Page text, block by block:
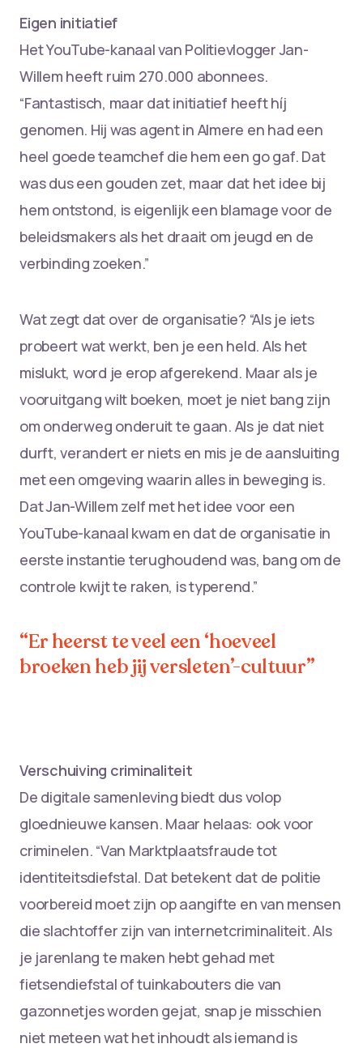
Eigen initiatief
Het YouTube-kanaal van Politievlogger Jan-
Willem heeft ruim 270.000 abonnees.
“Fantastisch, maar dat initiatief heeft híj
genomen. Hij was agent in Almere en had een
heel goede teamchef die hem een go gaf. Dat
was dus een gouden zet, maar dat het idee bij
hem ontstond, is eigenlijk een blamage voor de
beleidsmakers als het draait om jeugd en de
verbinding zoeken.”
Wat zegt dat over de organisatie? “Als je iets
probeert wat werkt, ben je een held. Als het
mislukt, word je erop afgerekend. Maar als je
vooruitgang wilt boeken, moet je niet bang zijn
om onderweg onderuit te gaan. Als je dat niet
durft, verandert er niets en mis je de aansluiting
met een omgeving waarin alles in beweging is.
Dat Jan-Willem zelf met het idee voor een
YouTube-kanaal kwam en dat de organisatie in
eerste instantie terughoudend was, bang om de
controle kwijt te raken, is typerend.”
“Er heerst te veel een ‘hoeveel
broeken heb jij versleten’-cultuur”
Verschuiving criminaliteit
De digitale samenleving biedt dus volop
gloednieuwe kansen. Maar helaas: ook voor
criminelen. “Van Marktplaatsfraude tot
identiteitsdiefstal. Dat betekent dat de politie
voorbereid moet zijn op aangifte en van mensen
die slachtoffer zijn van internetcriminaliteit. Als
je jarenlang te maken hebt gehad met
fietsendiefstal of tuinkabouters die van
gazonnetjes worden gejat, snap je misschien
niet meteen wat het inhoudt als iemand is